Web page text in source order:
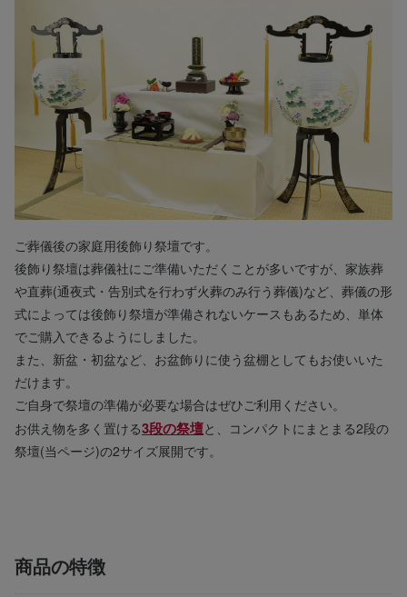
ご葬儀後の家庭用後飾り祭壇です。
後飾り祭壇は葬儀社にご準備いただくことが多いですが、家族葬
や直葬(通夜式・告別式を行わず火葬のみ行う葬儀)など、葬儀の形
式によっては後飾り祭壇が準備されないケースもあるため、単体
でご購入できるようにしました。
また、新盆・初盆など、お盆飾りに使う盆棚としてもお使いいた
だけます。
ご自身で祭壇の準備が必要な場合はぜひご利用ください。
お供え物を多く置ける3段の祭壇と、コンパクトにまとまる2段の
祭壇(当ページ)の2サイズ展開です。
商品の特徴